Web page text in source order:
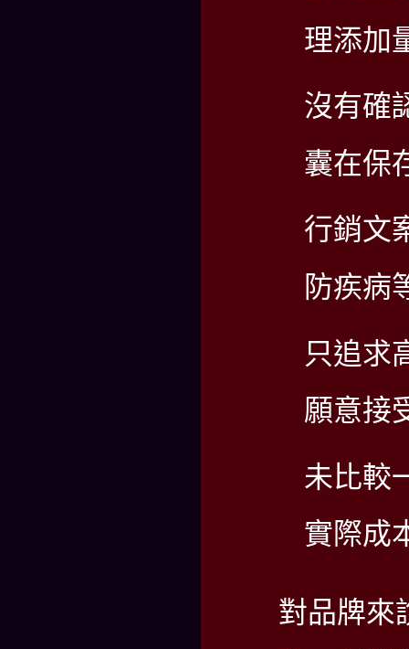
理添加
沒有確
囊在保
行銷文
防疾病
只追求
願意接
未比較
實際成
對品牌來